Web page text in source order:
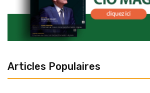
Articles Populaires